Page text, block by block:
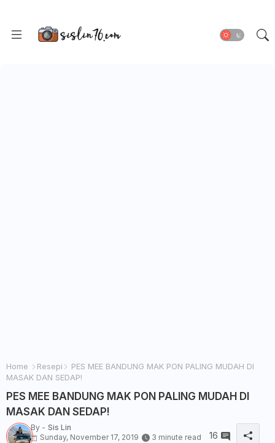
Home Resepi
PES MEE BANDUNG MAK PON PALING MUDAH DI
MASAK DAN SEDAP!
PES MEE BANDUNG MAK PON PALING MUDAH DI
MASAK DAN SEDAP!
By - Sis Lin
Sunday, November 17, 2019
3 minute read 16